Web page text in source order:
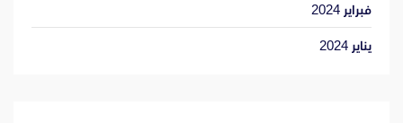
فبراير 2024
يناير 2024